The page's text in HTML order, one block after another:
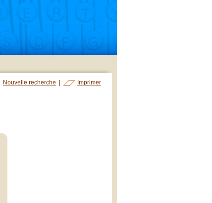
Nouvelle recherche Imprimer